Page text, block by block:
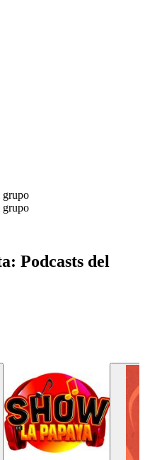
grupo
grupo
Podcasts del